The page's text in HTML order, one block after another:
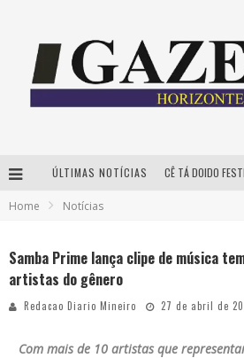
ÚLTIMAS NOTÍCIAS
Home Notícias
Samba Prime lança clipe de música
artistas do gênero
Redacao Diario Mineiro 27 de abril de
Com mais de 10 artistas que